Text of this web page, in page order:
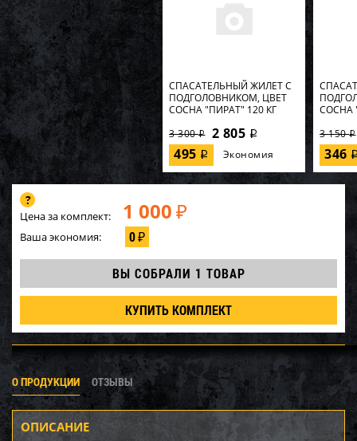
СПАСАТЕЛЬНЫЙ ЖИЛЕТ С
ПОДГОЛОВНИКОМ, ЦВЕТ
СОСНА "ПИРАТ" 120 КГ
3 300i 2 805 i
495 i Экономия
СОСНА
3 150i
346
Цена за комплект: 1 000 ₽
Ваша экономия: 0₽
ВЫ СОБРАЛИ 1 ТОВАР
КУПИТЬ КОМПЛЕКТ
О ПРОДУКЦИИ ОТЗЫВЫ
ОПИСАНИЕ